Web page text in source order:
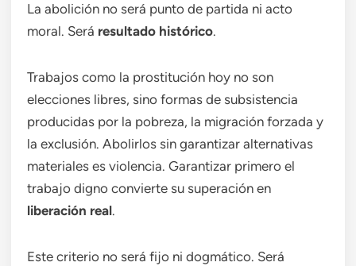
La abolición no será punto de partida ni acto
moral. Será resultado histórico.
Trabajos como la prostitución hoy no son
elecciones libres, sino formas de subsistencia
producidas por la pobreza, la migración forzada y
la exclusión. Abolirlos sin garantizar alternativas
materiales es violencia. Garantizar primero el
trabajo digno convierte su superación en
liberación real.
Este criterio no será fijo ni dogmático. Será